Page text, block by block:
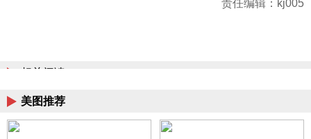
责任编辑：kj005
相关阅读
美图推荐